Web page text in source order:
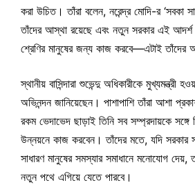
করা উচিত। তাঁরা বলেন, নরেন্দ্র মোদি-র ‘সবকা
তাঁদের আস্থা রয়েছে এবং নতুন সরকার এই আদর্শ
শ্রেণির মানুষের জন্য কাজ করবে—এটাই তাঁদের
স্থানীয় বাসিন্দারা শুভেন্দু অধিকারীকে মুখ্যমন্ত্রী
অভিনন্দন জানিয়েছেন। পাশাপাশি তাঁরা আশা
রকম ভেদাভেদ ছাড়াই তিনি সব সম্প্রদায়কে সঙ্গে
উন্নয়নে কাজ করবেন। তাঁদের মতে, যদি সরকার
সাধারণ মানুষের সমস্যার সমাধানে মনোযোগ দেয়,
নতুন পথে এগিয়ে যেতে পারবে।